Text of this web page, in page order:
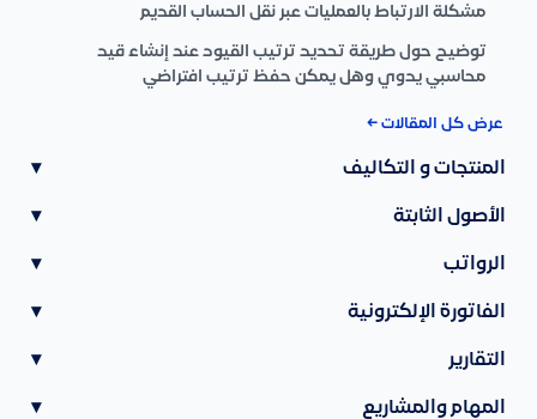
مشكلة الارتباط بالعمليات عبر نقل الحساب القديم
توضيح حول طريقة تحديد ترتيب القيود عند إنشاء قيد
محاسبي يدوي وهل يمكن حفظ ترتيب افتراضي
عرض كل المقالات ←
المنتجات و التكاليف ▾
الأصول الثابتة ▾
الرواتب ▾
الفاتورة الإلكترونية ▾
التقارير ▾
المهام والمشاريع ▾